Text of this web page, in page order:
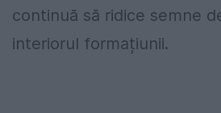
continuă să ridice semne
interiorul formațiunii.